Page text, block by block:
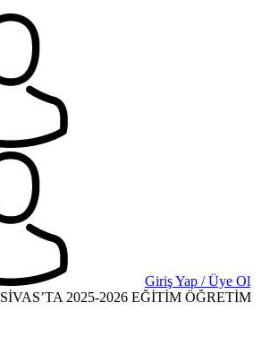
Giriş Yap / Üye Ol
SİVAS’TA 2025-2026 EĞİTİM ÖĞRETİM